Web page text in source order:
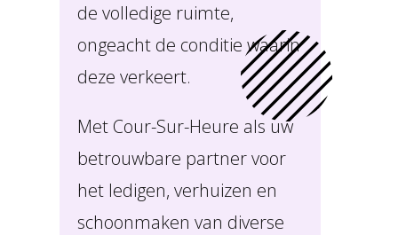
de volledige ruimte,
ongeacht de conditie waarin
deze verkeert.
Met Cour-Sur-Heure als uw
betrouwbare partner voor
het ledigen, verhuizen en
schoonmaken van diverse